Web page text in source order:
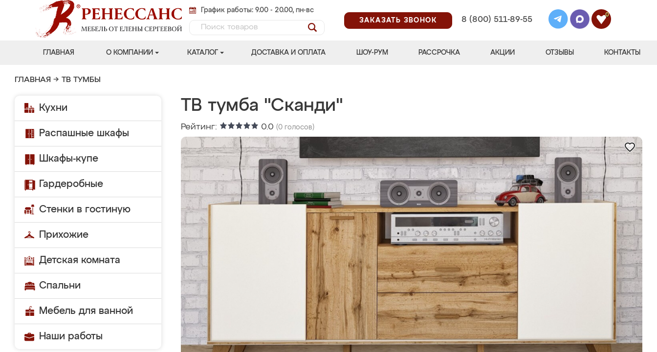
График работы: 9.00 - 20.00, пн-вс
ЗАКАЗАТЬ ЗВОНОК
8 (800) 511-89-55
0
ГЛАВНАЯ О КОМПАНИИ КАТАЛОГ ДОСТАВКА И ОПЛАТА ШОУ-РУМ РАССРОЧКА АКЦИИ ОТЗЫВЫ КОНТАКТЫ
ГЛАВНАЯ → ТВ ТУМБЫ
Кухни
Распашные шкафы
Шкафы-купе
Гардеробные
Стенки в гостиную
Прихожие
Детская комната
Спальни
Мебель для ванной
Наши работы
ТВ тумба "Сканди"
Рейтинг: 0.0 (0 голосов)